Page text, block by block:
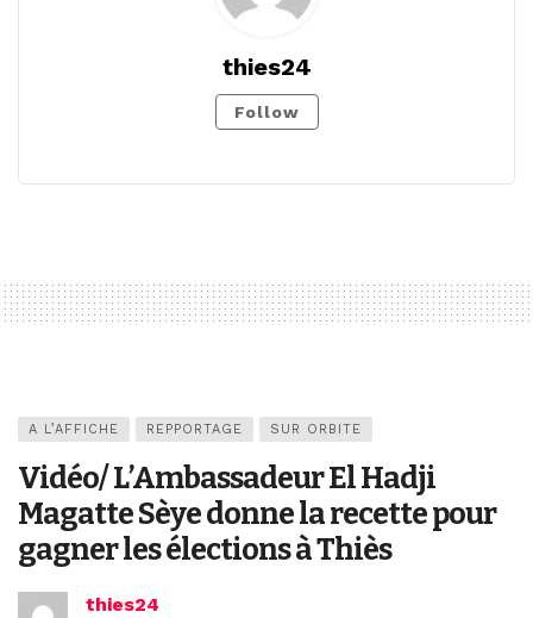
thies24
Follow
A L’AFFICHE REPPORTAGE SUR ORBITE
Vidéo/ L’Ambassadeur El Hadji
Magatte Sèye donne la recette pour
gagner les élections à Thiès
thies24